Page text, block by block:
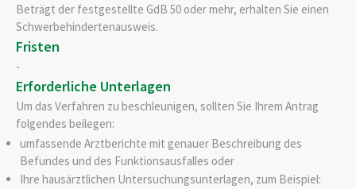
Beträgt der festgestellte GdB 50 oder mehr, erhalten Sie einen
Schwerbehindertenausweis.
Fristen
-
Erforderliche Unterlagen
Um das Verfahren zu beschleunigen, sollten Sie Ihrem Antrag
folgendes beilegen:
umfassende Arztberichte mit genauer Beschreibung des
Befundes und des Funktionsausfalles oder
Ihre hausärztlichen Untersuchungsunterlagen, zum Beispiel: